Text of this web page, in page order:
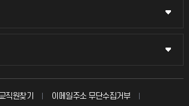
교직원찾기
이메일주소 무단수집거부